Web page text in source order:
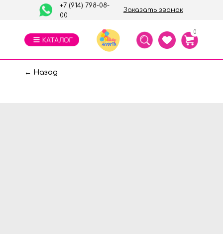
Заказать звонок
+7 (914) 798-08-
00
0
← Назад